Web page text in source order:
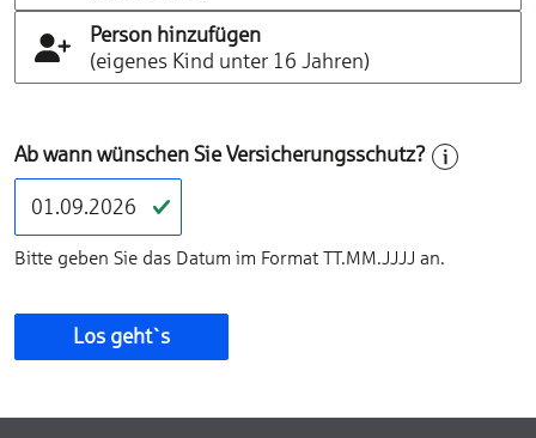
Person hinzufügen
(eigenes Kind unter 16 Jahren)
Ab wann wünschen Sie Versicherungsschutz?
Bitte geben Sie das Datum im Format TT.MM.JJJJ an.
Los geht`s